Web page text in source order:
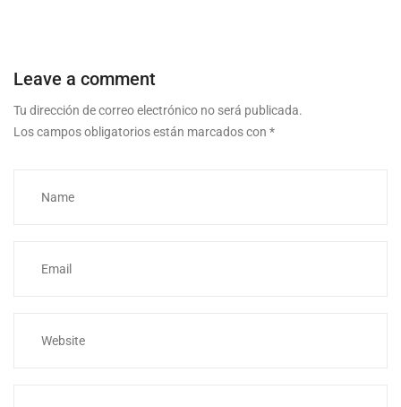
Leave a comment
Tu dirección de correo electrónico no será publicada.
Los campos obligatorios están marcados con *